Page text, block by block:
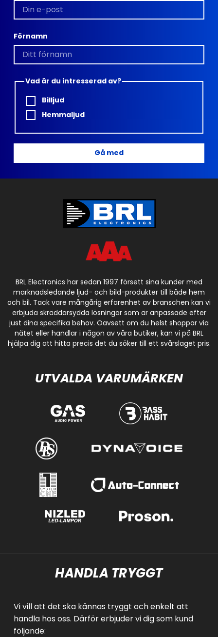
Förnamn
Vad är du intresserad av?
Billjud
Hemmaljud
Gå med
BRL Electronics har sedan 1997 försett sina kunder med
marknadsledande ljud- och bild-produkter till både hem
och bil. Tack vare mångårig erfarenhet av branschen kan vi
erbjuda skräddarsydda lösningar som är anpassade efter
just dina specifika behov. Oavsett om du helst shoppar via
nätet eller handlar i någon av våra butiker, kan vi på BRL
hjälpa dig att hitta precis det du söker till ett svårslaget pris.
UTVALDA VARUMÄRKEN
HANDLA TRYGGT
Vi vill att det ska kännas tryggt och enkelt att
handla hos oss. Därför erbjuder vi dig som kund
följande: